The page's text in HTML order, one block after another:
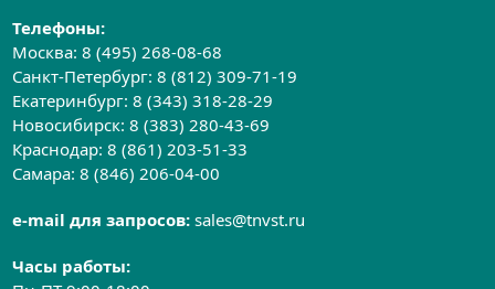
Телефоны:
Москва:8 (495) 268-08-68
Санкт-Петербург:8 (812) 309-71-19
Екатеринбург:8 (343) 318-28-29
Новосибирск:8 (383) 280-43-69
Краснодар:8 (861) 203-51-33
Самара:8 (846) 206-04-00
e-mail для запросов:sales@tnvst.ru
Часы работы: